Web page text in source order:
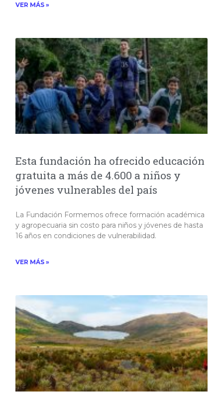
VER MÁS »
Esta fundación ha ofrecido educación
gratuita a más de 4.600 a niños y
jóvenes vulnerables del país
La Fundación Formemos ofrece formación académica
y agropecuaria sin costo para niños y jóvenes de hasta
16 años en condiciones de vulnerabilidad.
VER MÁS »